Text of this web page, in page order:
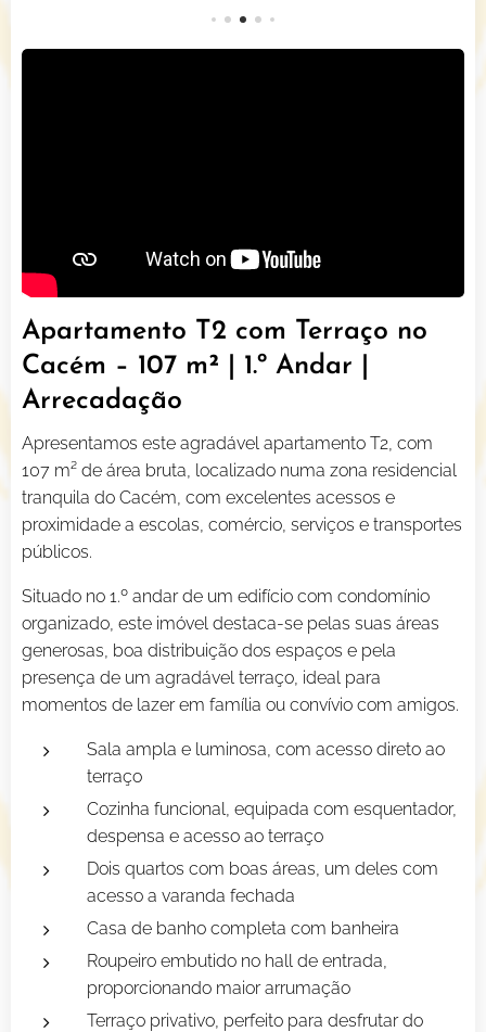
Apartamento T2 com Terraço no
Cacém – 107 m² | 1.º Andar |
Arrecadação
Apresentamos este agradável apartamento T2, com
107 m² de área bruta, localizado numa zona residencial
tranquila do Cacém, com excelentes acessos e
proximidade a escolas, comércio, serviços e transportes
públicos.
Situado no 1.º andar de um edifício com condomínio
organizado, este imóvel destaca-se pelas suas áreas
generosas, boa distribuição dos espaços e pela
presença de um agradável terraço, ideal para
momentos de lazer em família ou convívio com amigos.
Sala ampla e luminosa, com acesso direto ao
terraço
Cozinha funcional, equipada com esquentador,
despensa e acesso ao terraço
Dois quartos com boas áreas, um deles com
acesso a varanda fechada
Casa de banho completa com banheira
Roupeiro embutido no hall de entrada,
proporcionando maior arrumação
Terraço privativo, perfeito para desfrutar do